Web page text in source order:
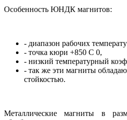
Особенность ЮНДК магнитов:
- диапазон рабочих
- точка кюри +850 С 0,
- низкий температурный
- так же эти магниты
стойкостью.
Металлические магниты в